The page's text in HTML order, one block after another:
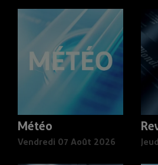
Météo
Vendredi 07 Août 2026